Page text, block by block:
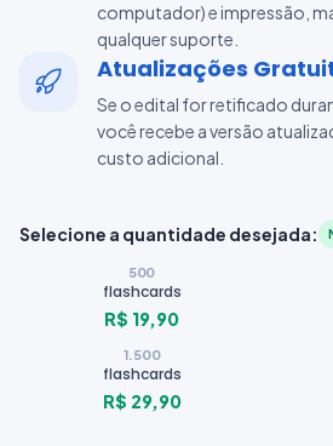
computador) e impressão,
qualquer suporte.
Atualizações
Se o edital for retificado
você recebe a versão
custo adicional.
Selecione a quantidade desejada:
500
flashcards
R$ 19,90
1.500
flashcards
R$ 29,90